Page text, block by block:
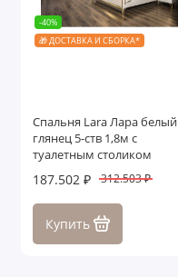
-40%
🎁 ДОСТАВКА И СБОРКА*
Спальня Lara Лара белый
глянец 5-ств 1,8м с
туалетным столиком
187.502 ₽ 312.503 ₽
Купить